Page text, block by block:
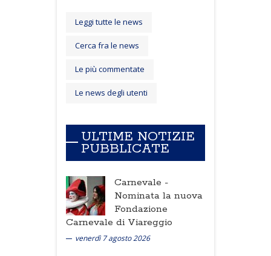
Leggi tutte le news
Cerca fra le news
Le più commentate
Le news degli utenti
ULTIME NOTIZIE
PUBBLICATE
Carnevale -
Nominata la nuova
Fondazione
Carnevale di Viareggio
venerdì 7 agosto 2026